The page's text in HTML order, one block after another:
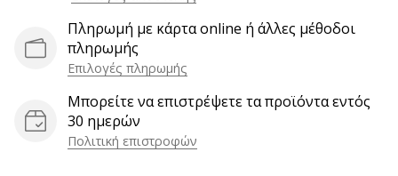
φόρουμ
συζητήσεων;
Αφήστε
να
σας
αποφέρουν
Πληρωμή με κάρτα online ή άλλες μέθοδοι
πληρωμής
Επιλογές πληρωμής
Μπορείτε να επιστρέψετε τα προϊόντα εντός
30 ημερών
Πολιτική επιστροφών